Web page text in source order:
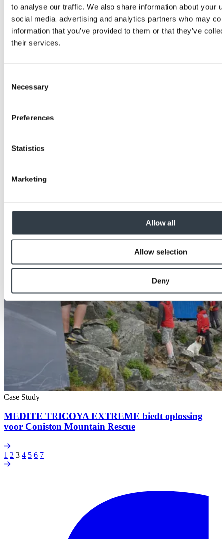
to analyse our traffic. We also share information about your
social media, advertising and analytics partners who may
information that you’ve provided to them or that they’ve
their services.
Selection
Necessary
Preferences
Statistics
Marketing
Allow all
Allow selection
Deny
MEDITE TRICOYA EXTREME helpt stedelijke
Case Study
MEDITE TRICOYA EXTREME biedt oplossing
voor Coniston Mountain Rescue
1 2 3 4 5 6 7